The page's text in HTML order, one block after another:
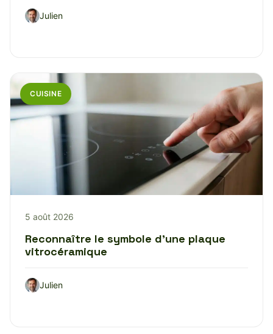
Julien
CUISINE
5 août 2026
Reconnaître le symbole d’une plaque
vitrocéramique
Julien